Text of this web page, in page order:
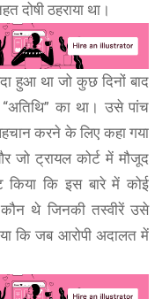
दोषी ठहराया था।
हुआ था जो कुछ दिनों बाद
का था। उसे पांच
करने के लिए कहा गया
ट्रायल कोर्ट में मौजूद
कि इस बारे में कोई
कौन थे जिनकी तस्वीरें उसे
कि जब आरोपी अदालत में